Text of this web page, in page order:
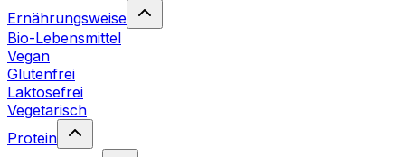
Ernährungsweise
Bio-Lebensmittel
Vegan
Glutenfrei
Laktosefrei
Vegetarisch
Protein